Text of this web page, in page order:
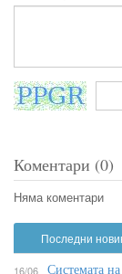
Коментари (0)
Няма коментари
Последни
16/06 Системата